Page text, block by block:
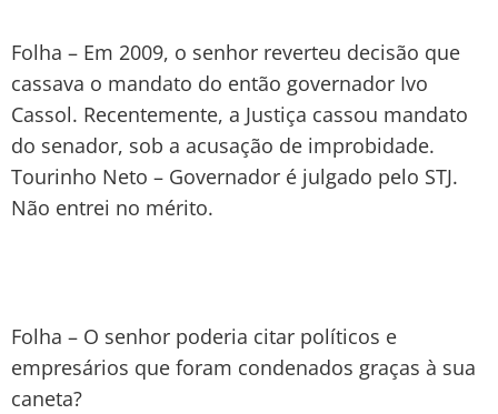
Folha – Em 2009, o senhor reverteu decisão que
cassava o mandato do então governador Ivo
Cassol. Recentemente, a Justiça cassou mandato
do senador, sob a acusação de improbidade.
Tourinho Neto – Governador é julgado pelo STJ.
Não entrei no mérito.
Folha – O senhor poderia citar políticos e
empresários que foram condenados graças à sua
caneta?